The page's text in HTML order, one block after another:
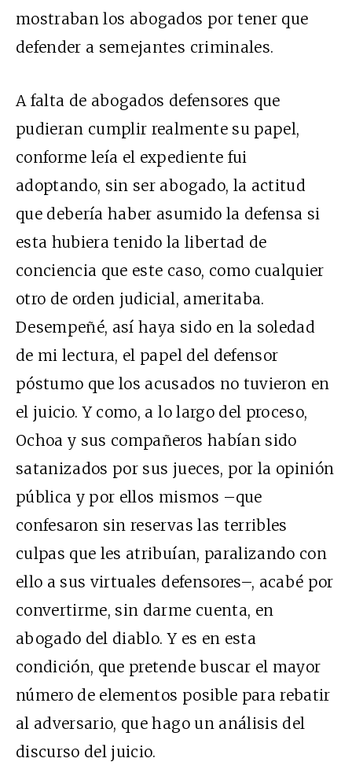
mostraban los abogados por tener que
defender a semejantes criminales.
A falta de abogados defensores que
pudieran cumplir realmente su papel,
conforme leía el expediente fui
adoptando, sin ser abogado, la actitud
que debería haber asumido la defensa si
esta hubiera tenido la libertad de
conciencia que este caso, como cualquier
otro de orden judicial, ameritaba.
Desempeñé, así haya sido en la soledad
de mi lectura, el papel del defensor
póstumo que los acusados no tuvieron en
el juicio. Y como, a lo largo del proceso,
Ochoa y sus compañeros habían sido
satanizados por sus jueces, por la opinión
pública y por ellos mismos –que
confesaron sin reservas las terribles
culpas que les atribuían, paralizando con
ello a sus virtuales defensores–, acabé por
convertirme, sin darme cuenta, en
abogado del diablo. Y es en esta
condición, que pretende buscar el mayor
número de elementos posible para rebatir
al adversario, que hago un análisis del
discurso del juicio.